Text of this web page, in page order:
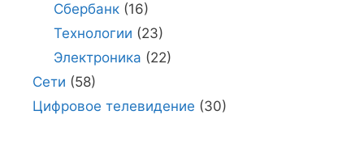
Сбербанк(16)
Технологии (23)
Электроника (22)
Сети (58)
Цифровое телевидение (30)